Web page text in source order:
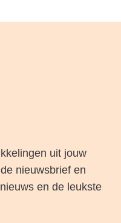
uit jouw
nieuwsbrief en
en de leukste